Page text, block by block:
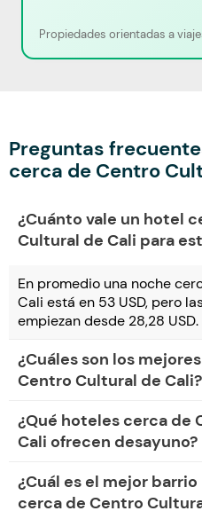
Propiedades orientadas a
Preguntas
cerca de Centro
¿Cuánto vale un hotel
Cultural de Cali para
En promedio una noche
Cali está en 53 USD, pero
empiezan desde 28,28 USD.
¿Cuáles son los
Centro Cultural de Cali?
¿Qué hoteles cerca de
Cali ofrecen desayuno?
¿Cuál es el mejor
cerca de Centro